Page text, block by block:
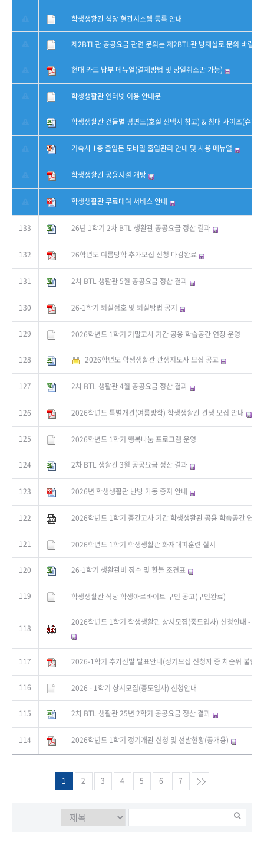
학생생활관 식당 혈관시스템 등록 안내
제2BTL관 공공요금 관련 문의는 제2BTL관 방재실로 문의 바랍니
현대 카드 납부 메뉴얼(결제방법 및 당일취소만 가능)
학생생활관 인터넷 이용 안내문
학생생활관 건물별 평면도(호실 선택시 참고) & 침대 사이즈(슈퍼
기숙사 1층 출입문 모바일 출입관리 안내 및 사용 메뉴얼
학생생활관 공용시설 개방
학생생활관 무료대여 서비스 안내
133 26년 1학기 2차 BTL 생활관 공공요금 정산 결과
132 26학년도 여름방학 추가모집 신청 마감완료
131 2차 BTL 생활관 5월 공공요금 정산 결과
130 26-1학기 퇴실점호 및 퇴실방법 공지
129 2026학년도 1학기 기말고사 기간 공용 학습공간 연장 운영
128 2026학년도 학생생활관 관생지도사 모집 공고
127 2차 BTL 생활관 4월 공공요금 정산 결과
126 2026학년도 특별개관(여름방학) 학생생활관 관생 모집 안내
125 2026학년도 1학기 행복나눔 프로그램 운영
124 2차 BTL 생활관 3월 공공요금 정산 결과
123 2026년 학생생활관 난방 가동 중지 안내
122 2026학년도 1학기 중간고사 기간 학생생활관 공용 학습공간 연장
121 2026학년도 1학기 학생생활관 화재대피훈련 실시
120 26-1학기 생활관비 징수 및 환불 조견표
119 학생생활관 식당 학생아르바이트 구인 공고(구인완료)
118
2026학년도 1학기 학생생활관 상시모집(중도입사) 신청안내 -
117 2026-1학기 추가선발 발표안내(정기모집 신청자 중 차순위 불합
116 2026 - 1학기 상시모집(중도입사) 신청안내
115 2차 BTL 생활관 25년 2학기 공공요금 정산 결과
114 2026학년도 1학기 정기개관 신청 및 선발현황(공개용)
1 2 3 4 5 6 7